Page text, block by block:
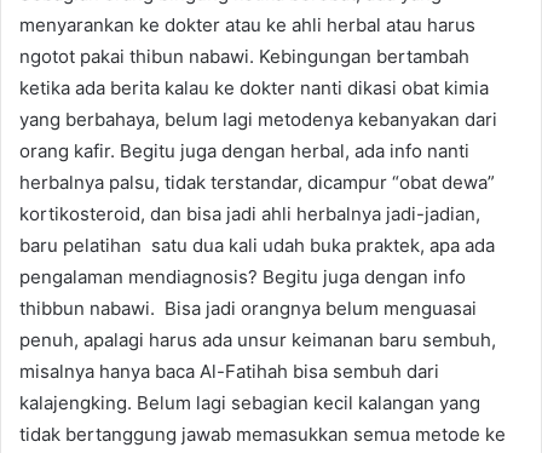
menyarankan ke dokter atau ke ahli herbal atau harus
ngotot pakai thibun nabawi. Kebingungan bertambah
ketika ada berita kalau ke dokter nanti dikasi obat kimia
yang berbahaya, belum lagi metodenya kebanyakan dari
orang kafir. Begitu juga dengan herbal, ada info nanti
herbalnya palsu, tidak terstandar, dicampur “obat dewa”
kortikosteroid, dan bisa jadi ahli herbalnya jadi-jadian,
baru pelatihan satu dua kali udah buka praktek, apa ada
pengalaman mendiagnosis? Begitu juga dengan info
thibbun nabawi. Bisa jadi orangnya belum menguasai
penuh, apalagi harus ada unsur keimanan baru sembuh,
misalnya hanya baca Al-Fatihah bisa sembuh dari
kalajengking. Belum lagi sebagian kecil kalangan yang
tidak bertanggung jawab memasukkan semua metode ke